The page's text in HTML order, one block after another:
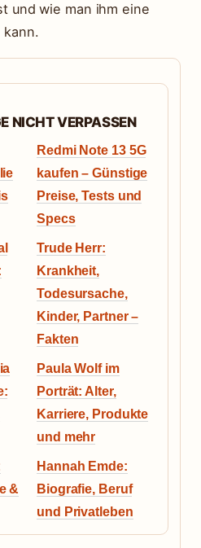
und wie man ihm eine
kann.
NICHT VERPASSEN
Redmi Note 13 5G
kaufen – Günstige
Preise, Tests und
Specs
Trude Herr:
Krankheit,
Todesursache,
Kinder, Partner –
Fakten
Paula Wolf im
Porträt: Alter,
Karriere, Produkte
und mehr
&
Hannah Emde:
Biografie, Beruf
und Privatleben